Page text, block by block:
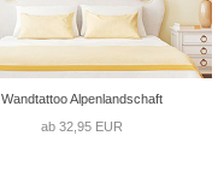
Wandtattoo Alpenlandschaft
ab 32,95 EUR